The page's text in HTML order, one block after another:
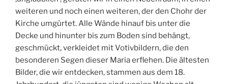
weiteren und noch einen weiteren, der den Chohr der
Kirche umgürtet. Alle Wände hinauf bis unter die
Decke und hinunter bis zum Boden sind behängt,
geschmückt, verkleidet mit Votivbildern, die den
besonderen Segen dieser Maria erflehen. Die ältesten
Bilder, die wir entdecken, stammen aus dem 18.